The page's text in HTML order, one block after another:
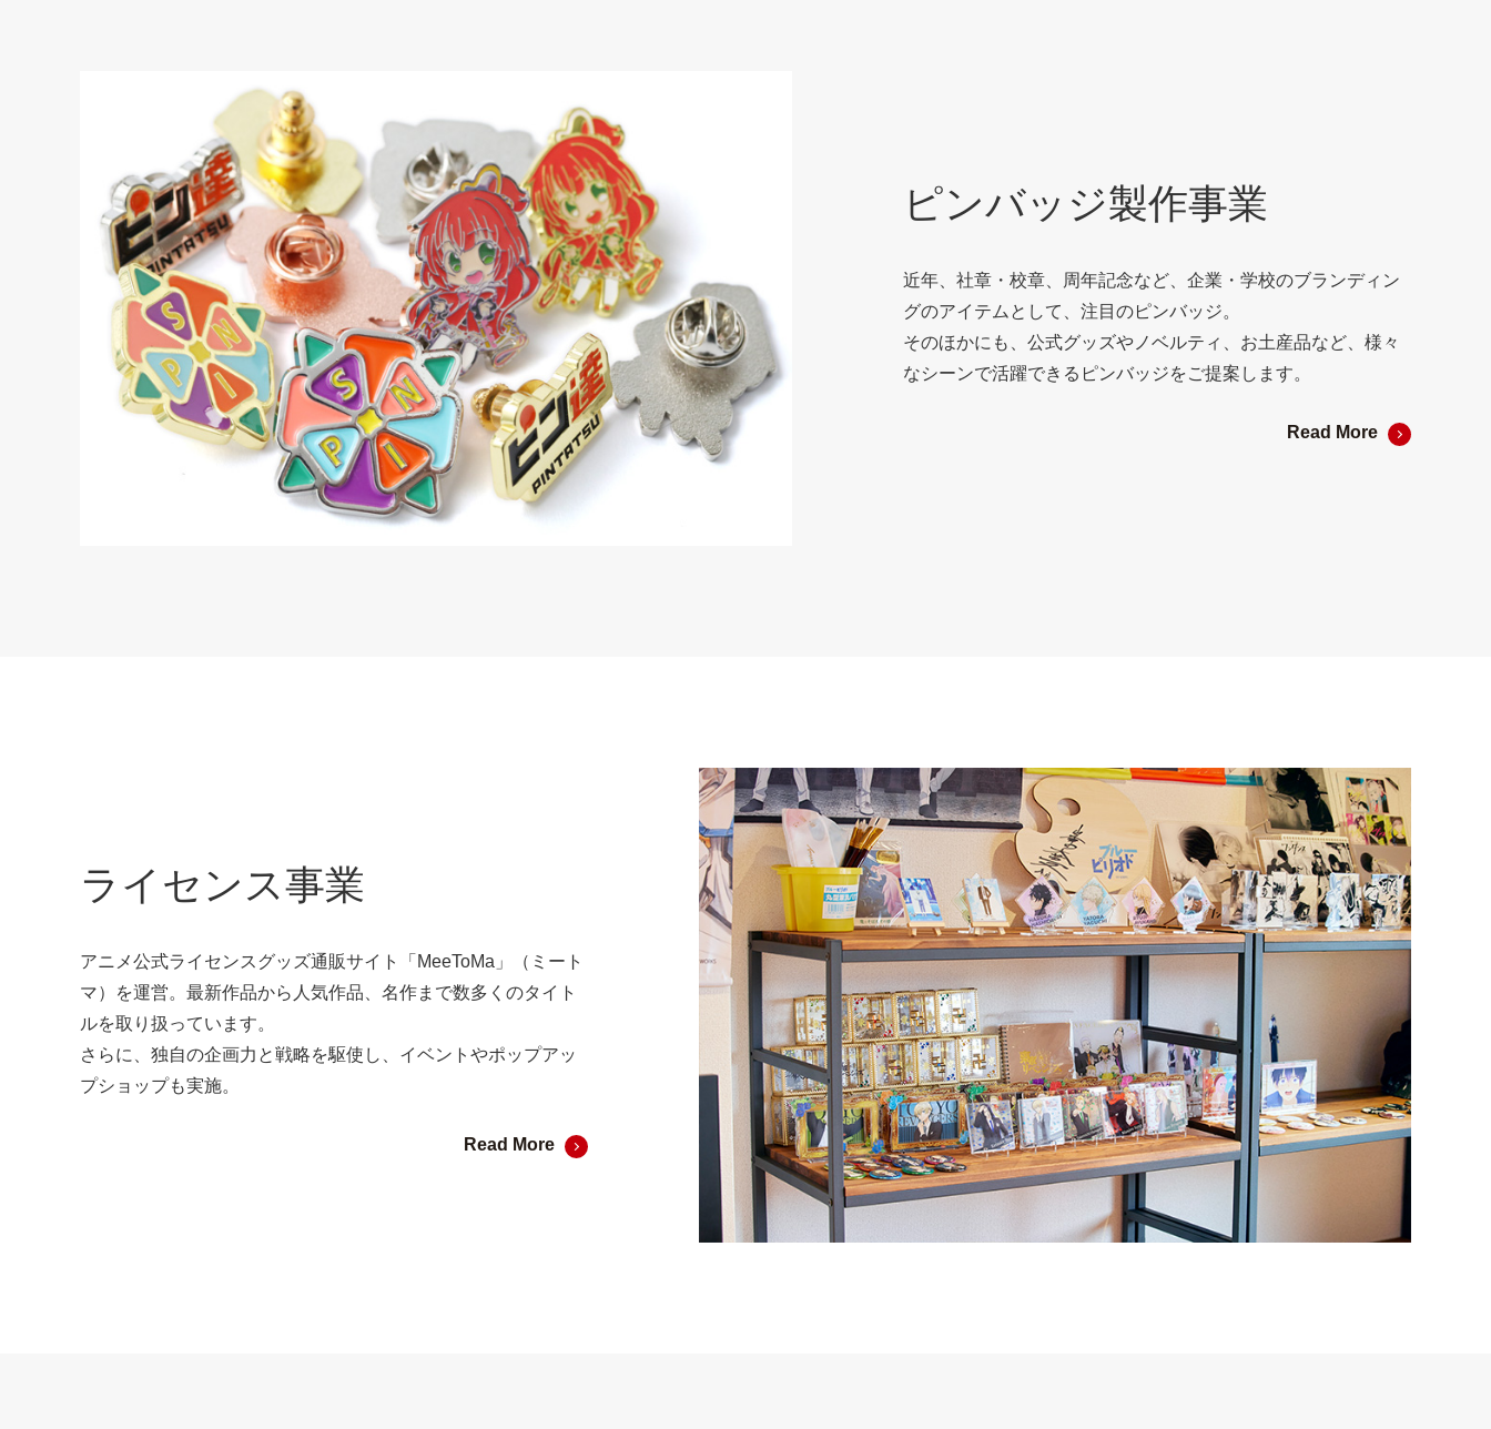
ピンバッジ製作事業
近年、社章・校章、周年記念など、企業・学校のブランディン
グのアイテムとして、注目のピンバッジ。
そのほかにも、公式グッズやノベルティ、お土産品など、様々
なシーンで活躍できるピンバッジをご提案します。
Read More
ライセンス事業
アニメ公式ライセンスグッズ通販サイト「MeeToMa」（ミート
マ）を運営。最新作品から人気作品、名作まで数多くのタイト
ルを取り扱っています。
さらに、独自の企画力と戦略を駆使し、イベントやポップアッ
プショップも実施。
Read More